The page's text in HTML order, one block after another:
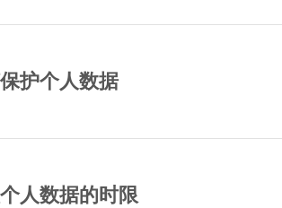
护个人数据
人数据的时限